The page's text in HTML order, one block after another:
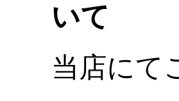
いて
当店にて